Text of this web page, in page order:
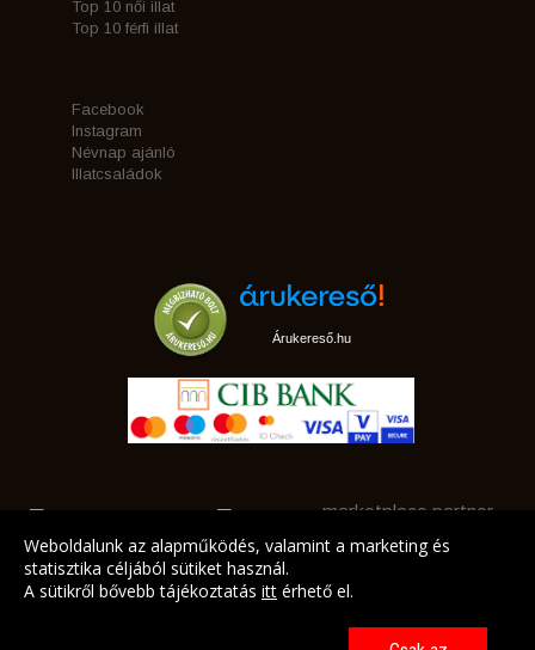
Top 10 női illat
Top 10 férfi illat
Facebook
Instagram
Névnap ajánló
Illatcsaládok
Árukereső.hu
marketplace partner
Weboldalunk az alapműködés, valamint a marketing és
statisztika céljából sütiket használ.
A sütikről bővebb tájékoztatás itt érhető el.